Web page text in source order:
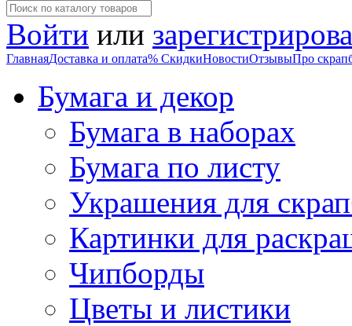
Войти или
ГлавнаяДоставка и оплата% СкидкиНовостиОтзывыПро
Бумага и декор
Бумага в наборах
Бумага по листу
Украшения для
Картинки для
Чипборды
Цветы и листики